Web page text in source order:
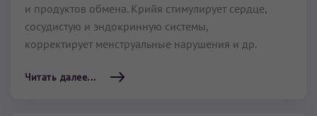
и продуктов обмена. Крийя стимулирует сердце,
сосудистую и эндо­кринную системы,
корректирует менструаль­ные нарушения и др.
Читать далее...